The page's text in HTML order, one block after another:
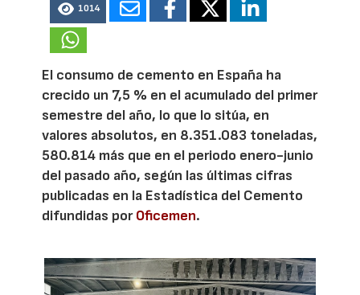
1014
El consumo de cemento en España ha
crecido un 7,5 % en el acumulado del primer
semestre del año, lo que lo sitúa, en
valores absolutos, en 8.351.083 toneladas,
580.814 más que en el periodo enero-junio
del pasado año, según las últimas cifras
publicadas en la Estadística del Cemento
difundidas porOficemen.